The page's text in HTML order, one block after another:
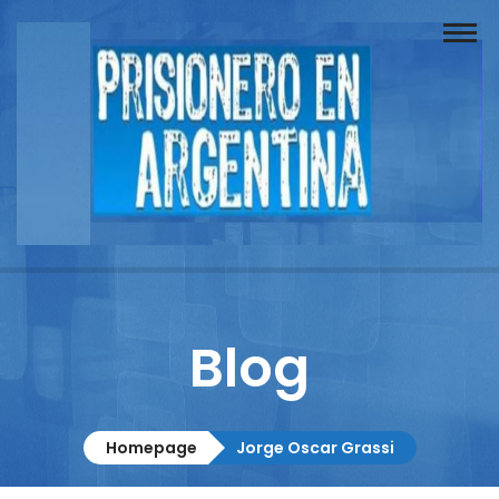
Buscador
Documentos
Columnistas
Contacto
Blog
Homepage Jorge Oscar Grassi